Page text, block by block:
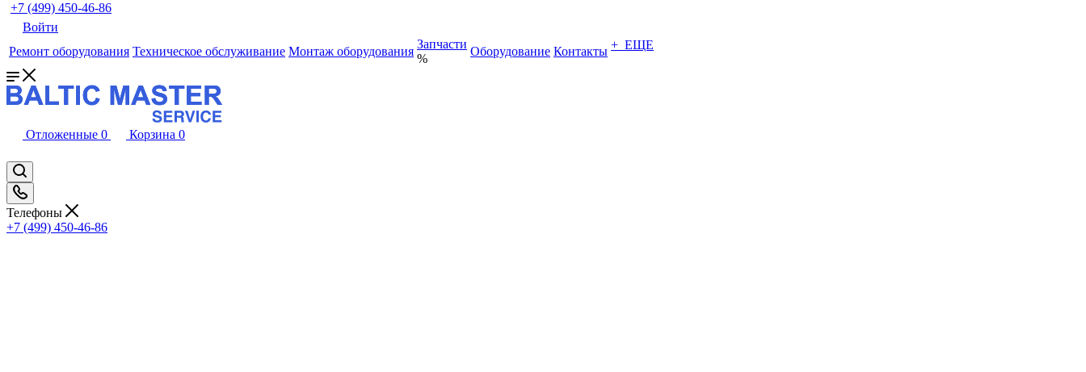
+7 (499) 450-46-86
Войти
Ремонт оборудования Техническое обслуживание Монтаж оборудования
Запчасти
%
Оборудование Контакты + ЕЩЕ
Отложенные 0 Корзина 0
Телефоны
+7 (499) 450-46-86